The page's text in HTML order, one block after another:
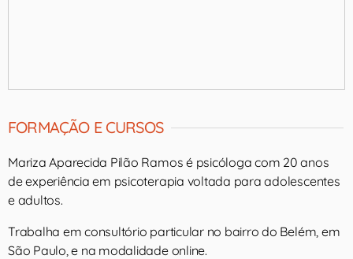
FORMAÇÃO E CURSOS
Mariza Aparecida Pilão Ramos é psicóloga com 20 anos
de experiência em psicoterapia voltada para adolescentes
e adultos.
Trabalha em consultório particular no bairro do Belém, em
São Paulo, e na modalidade online.